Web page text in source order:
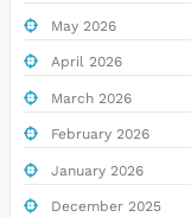
May 2026
April 2026
March 2026
February 2026
January 2026
December 2025